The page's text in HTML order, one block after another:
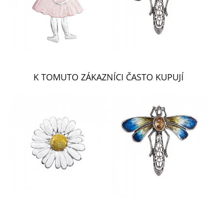
K TOMUTO ZÁKAZNÍCI ČASTO KUPUJÍ